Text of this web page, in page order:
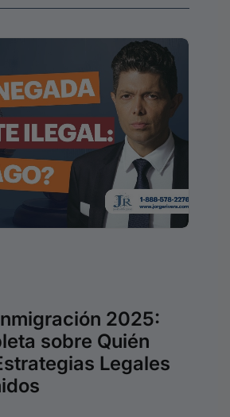
2025:
sobre Quién
Legales